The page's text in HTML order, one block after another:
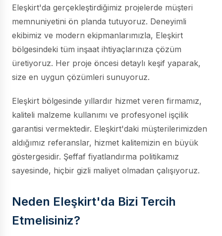
Eleşkirt'da gerçekleştirdiğimiz projelerde müşteri
memnuniyetini ön planda tutuyoruz. Deneyimli
ekibimiz ve modern ekipmanlarımızla, Eleşkirt
bölgesindeki tüm inşaat ihtiyaçlarınıza çözüm
üretiyoruz. Her proje öncesi detaylı keşif yaparak,
size en uygun çözümleri sunuyoruz.
Eleşkirt bölgesinde yıllardır hizmet veren firmamız,
kaliteli malzeme kullanımı ve profesyonel işçilik
garantisi vermektedir. Eleşkirt'daki müşterilerimizden
aldığımız referanslar, hizmet kalitemizin en büyük
göstergesidir. Şeffaf fiyatlandırma politikamız
sayesinde, hiçbir gizli maliyet olmadan çalışıyoruz.
Neden Eleşkirt'da Bizi Tercih
Etmelisiniz?